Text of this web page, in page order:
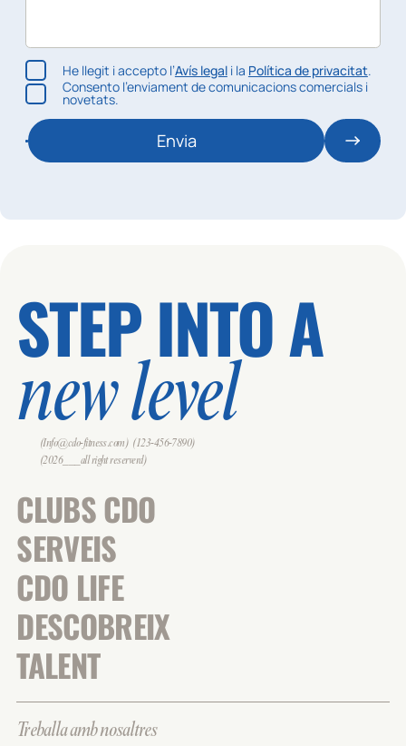
He llegit i accepto l’Avís legali la Política de privacitat.
Consento l’enviament de comunicacions comercials i
novetats.
Envia
STEP INTO A
new level
(Info@cdo-fitness.com) (123-456-7890)
(2026___all right reserverd)
CLUBS CDO
SERVEIS
CDO LIFE
DESCOBREIX
TALENT
Treballa amb nosaltres